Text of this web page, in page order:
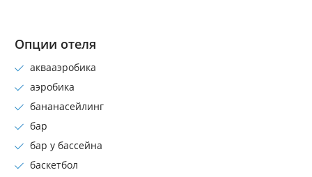
Опции отеля
аквааэробика
аэробика
бананасейлинг
бар
бар у бассейна
баскетбол